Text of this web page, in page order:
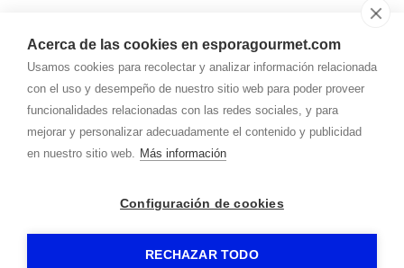
Acerca de las cookies en esporagourmet.com
Usamos cookies para recolectar y analizar información relacionada
con el uso y desempeño de nuestro sitio web para poder proveer
funcionalidades relacionadas con las redes sociales, y para
mejorar y personalizar adecuadamente el contenido y publicidad
en nuestro sitio web. Más información
Configuración de cookies
RECHAZAR TODO
Subsidized performance:
Participation in the IGEHO 2019 Fair (Basel, Switzerland, from
November 16 to 20) and promotional material in several languages,
international expansion of SMEs. No. Expt. 08/18/SO/0036.